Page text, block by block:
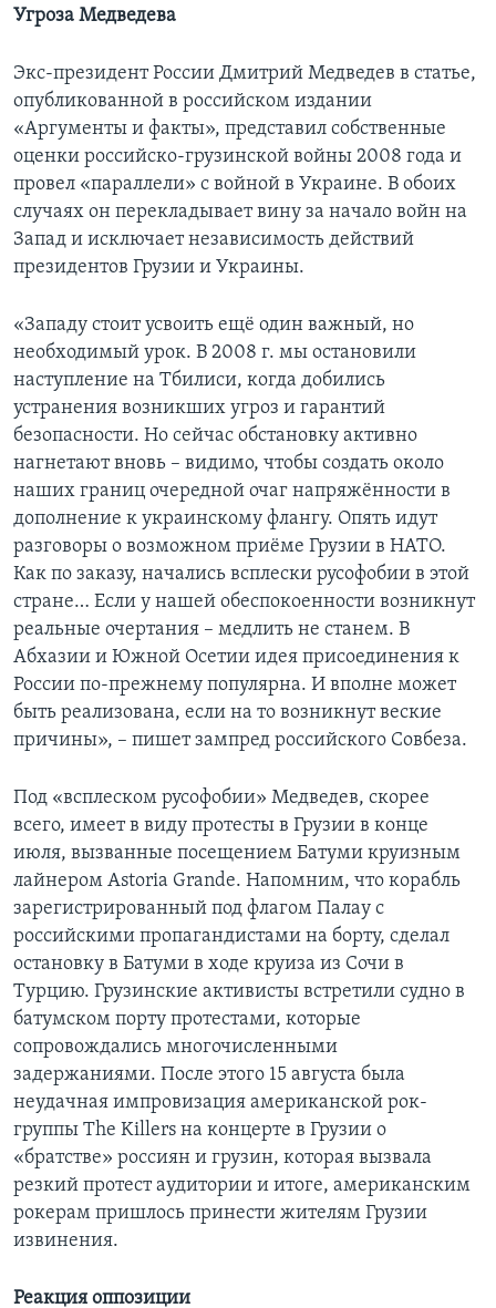
Угроза Медведева
Экс-президент России Дмитрий Медведев в статье,
опубликованной в российском издании
«Аргументы и факты», представил собственные
оценки российско-грузинской войны 2008 года и
провел «параллели» с войной в Украине. В обоих
случаях он перекладывает вину за начало войн на
Запад и исключает независимость действий
президентов Грузии и Украины.
«Западу стоит усвоить ещё один важный, но
необходимый урок. В 2008 г. мы остановили
наступление на Тбилиси, когда добились
устранения возникших угроз и гарантий
безопасности. Но сейчас обстановку активно
нагнетают вновь – видимо, чтобы создать около
наших границ очередной очаг напряжённости в
дополнение к украинскому флангу. Опять идут
разговоры о возможном приёме Грузии в НАТО.
Как по заказу, начались всплески русофобии в этой
стране… Если у нашей обеспокоенности возникнут
реальные очертания – медлить не станем. В
Абхазии и Южной Осетии идея присоединения к
России по-прежнему популярна. И вполне может
быть реализована, если на то возникнут веские
причины», – пишет зампред российского Совбеза.
Под «всплеском русофобии» Медведев, скорее
всего, имеет в виду протесты в Грузии в конце
июля, вызванные посещением Батуми круизным
лайнером Astoria Grande. Напомним, что корабль
зарегистрированный под флагом Палау с
российскими пропагандистами на борту, сделал
остановку в Батуми в ходе круиза из Сочи в
Турцию. Грузинские активисты встретили судно в
батумском порту протестами, которые
сопровождались многочисленными
задержаниями. После этого 15 августа была
неудачная импровизация американской рок-
группы The Killers на концерте в Грузии о
«братстве» россиян и грузин, которая вызвала
резкий протест аудитории и итоге, американским
рокерам пришлось принести жителям Грузии
извинения.
Реакция оппозиции